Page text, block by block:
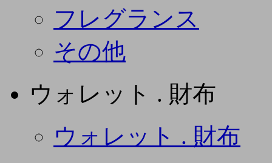
フレグランス
その他
ウォレット . 財布
ウォレット . 財布